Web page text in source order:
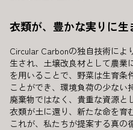
衣類が、豊かな実りに生
Circular Carbonの独自技術によ
生され、土壌改良材として農業
を用いることで、野菜は生育条
ことができ、環境負荷の少ない
廃棄物ではなく、貴重な資源と
衣類が土に還り、新たな命を育む
これが、私たちが提案する真の